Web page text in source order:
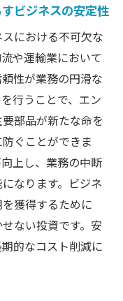
オーバーホール
めのオーバーホ
ーホール計画
とのオーバーホ
ーホール戦略
新技術の活用
おける環境配慮
性能評価
ビジネスの安定性
における不可欠な
や運輸業において
性が業務の円滑な
行うことで、エン
部品が新たな命を
ぐことができま
上し、業務の中断
なります。ビジネ
獲得するために
ない投資です。安
的なコスト削減に